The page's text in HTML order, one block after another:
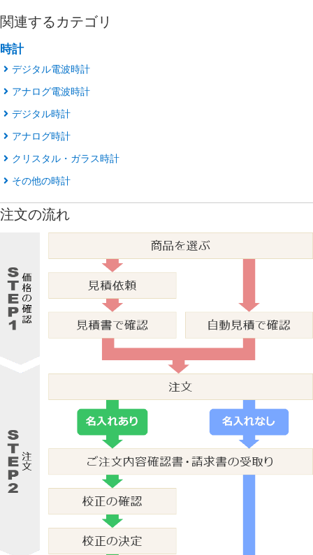
関連するカテゴリ
時計
デジタル電波時計
アナログ電波時計
デジタル時計
アナログ時計
クリスタル・ガラス時計
その他の時計
注文の流れ